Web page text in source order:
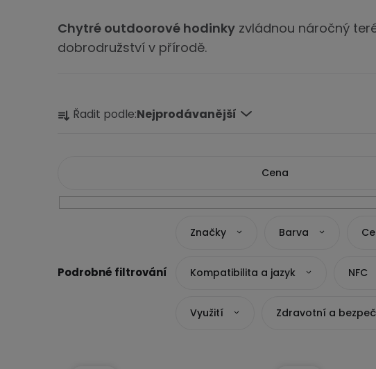
Chytré outdoorové hodinky zvládnou náročný
dobrodružství v přírodě.
Ř
a
n
r
Řadit podle:Nejprodávanější
Cena
2490Kč
Značky Barva
Kompatibilita a jazyk NFC
Využití Zdravotní a